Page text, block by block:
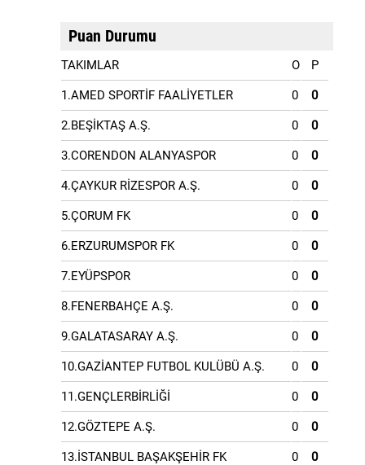
Puan Durumu
TAKIMLAR O P
1.AMED SPORTİF FAALİYETLER 0 0
2.BEŞİKTAŞ A.Ş. 0 0
3.CORENDON ALANYASPOR 0 0
4.ÇAYKUR RİZESPOR A.Ş. 0 0
5.ÇORUM FK 0 0
6.ERZURUMSPOR FK 0 0
7.EYÜPSPOR 0 0
8.FENERBAHÇE A.Ş. 0 0
9.GALATASARAY A.Ş. 0 0
10.GAZİANTEP FUTBOL KULÜBÜ A.Ş. 0 0
11.GENÇLERBİRLİĞİ 0 0
12.GÖZTEPE A.Ş. 0 0
13.İSTANBUL BAŞAKŞEHİR FK 0 0